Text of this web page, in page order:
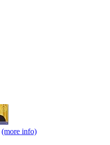
(more info)